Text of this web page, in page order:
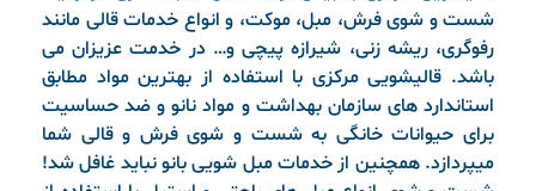
شست و شوی فرش، مبل، موکت، و انواع خدمات قالی مانند
رفوگری، ریشه زنی، شیرازه پیچی و… در خدمت عزیزان می
باشد. قالیشویی مرکزی با استفاده از بهترین مواد مطابق
استاندارد های سازمان بهداشت و مواد نانو و ضد حساسیت
برای حیوانات خانگی به شست و شوی فرش و قالی شما
میپردازد. همچنین از خدمات مبل شویی بانو نباید غافل شد!